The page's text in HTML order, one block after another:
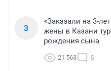
3
«Заказали на 3-
жены в Казани
рождения сына
21 563 6